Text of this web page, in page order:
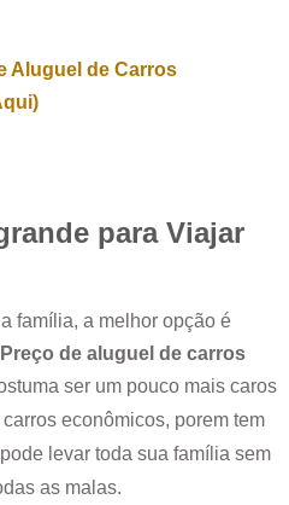
Aluguel de Carros
para Viajar
família, a melhor opção é
Preço de aluguel de carros
ser um pouco mais caros
econômicos, porem tem
levar toda sua família sem
as malas.